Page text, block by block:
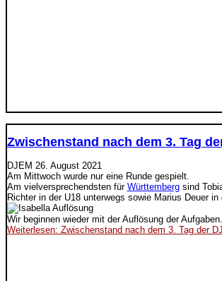
Zwischenstand nach dem 3. Tag
DJEM 26. August 2021
Am Mittwoch wurde nur eine Runde gespielt.
Am vielversprechendsten für Württembergsind
Richter in der U18 unterwegs sowie Marius Deuer in
Wir beginnen wieder mit der Auflösung der
Weiterlesen: Zwischenstand nach dem 3. Tag der